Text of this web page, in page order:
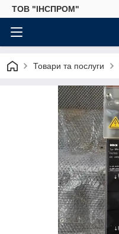
ТОВ "ІНСПРОМ"
Товари та послуги